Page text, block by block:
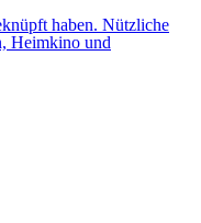
haben. Nützliche
Heimkino und